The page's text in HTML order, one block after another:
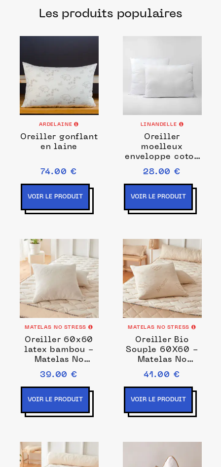
français pour chacune de vos envies.
Les produits populaires
ARDELAINE
Oreiller gonflant
en laine
74.00 €
VOIR LE PRODUIT
LINANDELLE
Oreiller
moelleux
enveloppe coton
percale NUAGE
28.00 €
VOIR LE PRODUIT
MATELAS NO STRESS
Oreiller 60x60
latex bambou -
Matelas No
Stress
39.00 €
VOIR LE PRODUIT
MATELAS NO STRESS
Oreiller Bio
Souple 60X60 -
Matelas No
Stress
41.00 €
VOIR LE PRODUIT